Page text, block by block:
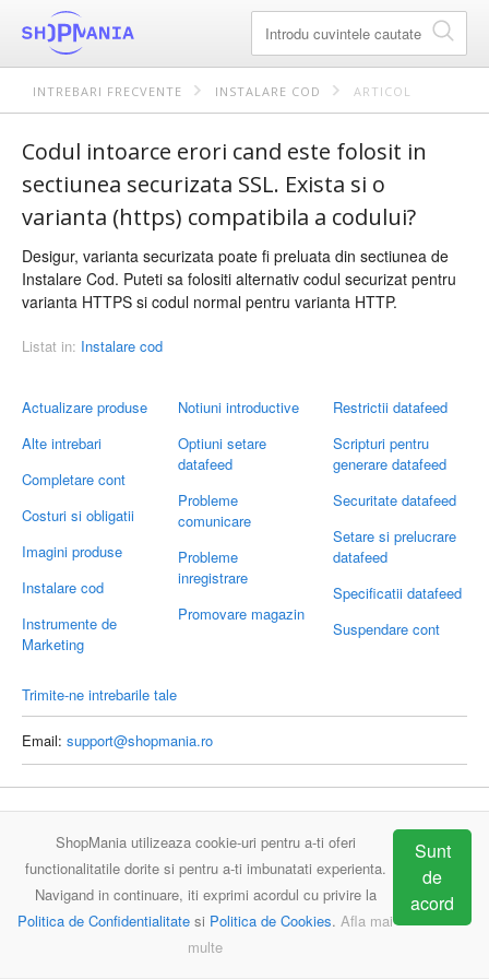
INTREBARI FRECVENTE INSTALARE COD ARTICOL
Actualizare produse
Alte intrebari
Completare cont
Costuri si obligatii
Imagini produse
Instalare cod
Instrumente de
Marketing
Notiuni introductive
Optiuni setare
datafeed
Probleme
comunicare
Probleme
inregistrare
Promovare magazin
Restrictii datafeed
Scripturi pentru
generare datafeed
Securitate datafeed
Setare si prelucrare
datafeed
Specificatii datafeed
Suspendare cont
Codul intoarce erori cand este folosit in
sectiunea securizata SSL. Exista si o
varianta (https) compatibila a codului?
Desigur, varianta securizata poate fi preluata din sectiunea de
Instalare Cod. Puteti sa folositi alternativ codul securizat pentru
varianta HTTPS si codul normal pentru varianta HTTP.
Listat in: Instalare cod
Trimite-ne intrebarile tale
Email: support@shopmania.ro
ShopMania utilizeaza cookie-uri pentru a-ti oferi
functionalitatile dorite si pentru a-ti imbunatati experienta.
Navigand in continuare, iti exprimi acordul cu privire la
Politica de Confidentialitate si Politica de Cookies. Afla mai
multe
Sunt
de
acord